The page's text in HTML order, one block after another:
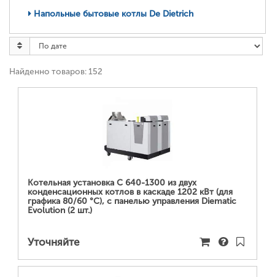
Напольные бытовые котлы De Dietrich
Найденно товаров: 152
ПОДРОБНЕЕ...
Котельная установка C 640-1300 из двух
конденсационных котлов в каскаде 1202 кВт (для
графика 80/60 °С), с панелью управления Diematic
Evolution (2 шт.)
Уточняйте